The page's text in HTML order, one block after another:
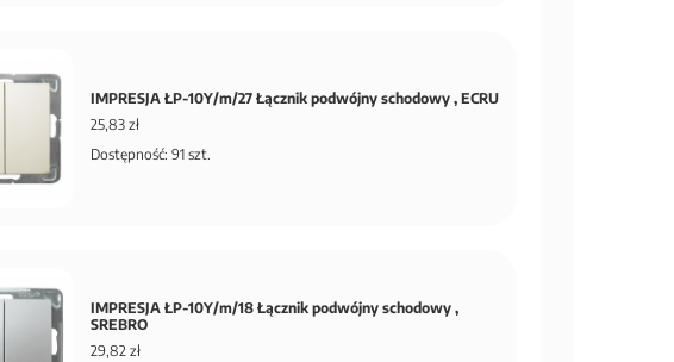
IMPRESJA ŁP-10Y/m/27 Łącznik podwójny schodowy , ECRU
25,83 zł
Dostępność: 91 szt.
IMPRESJA ŁP-10Y/m/18 Łącznik podwójny schodowy ,
SREBRO
29,82 zł